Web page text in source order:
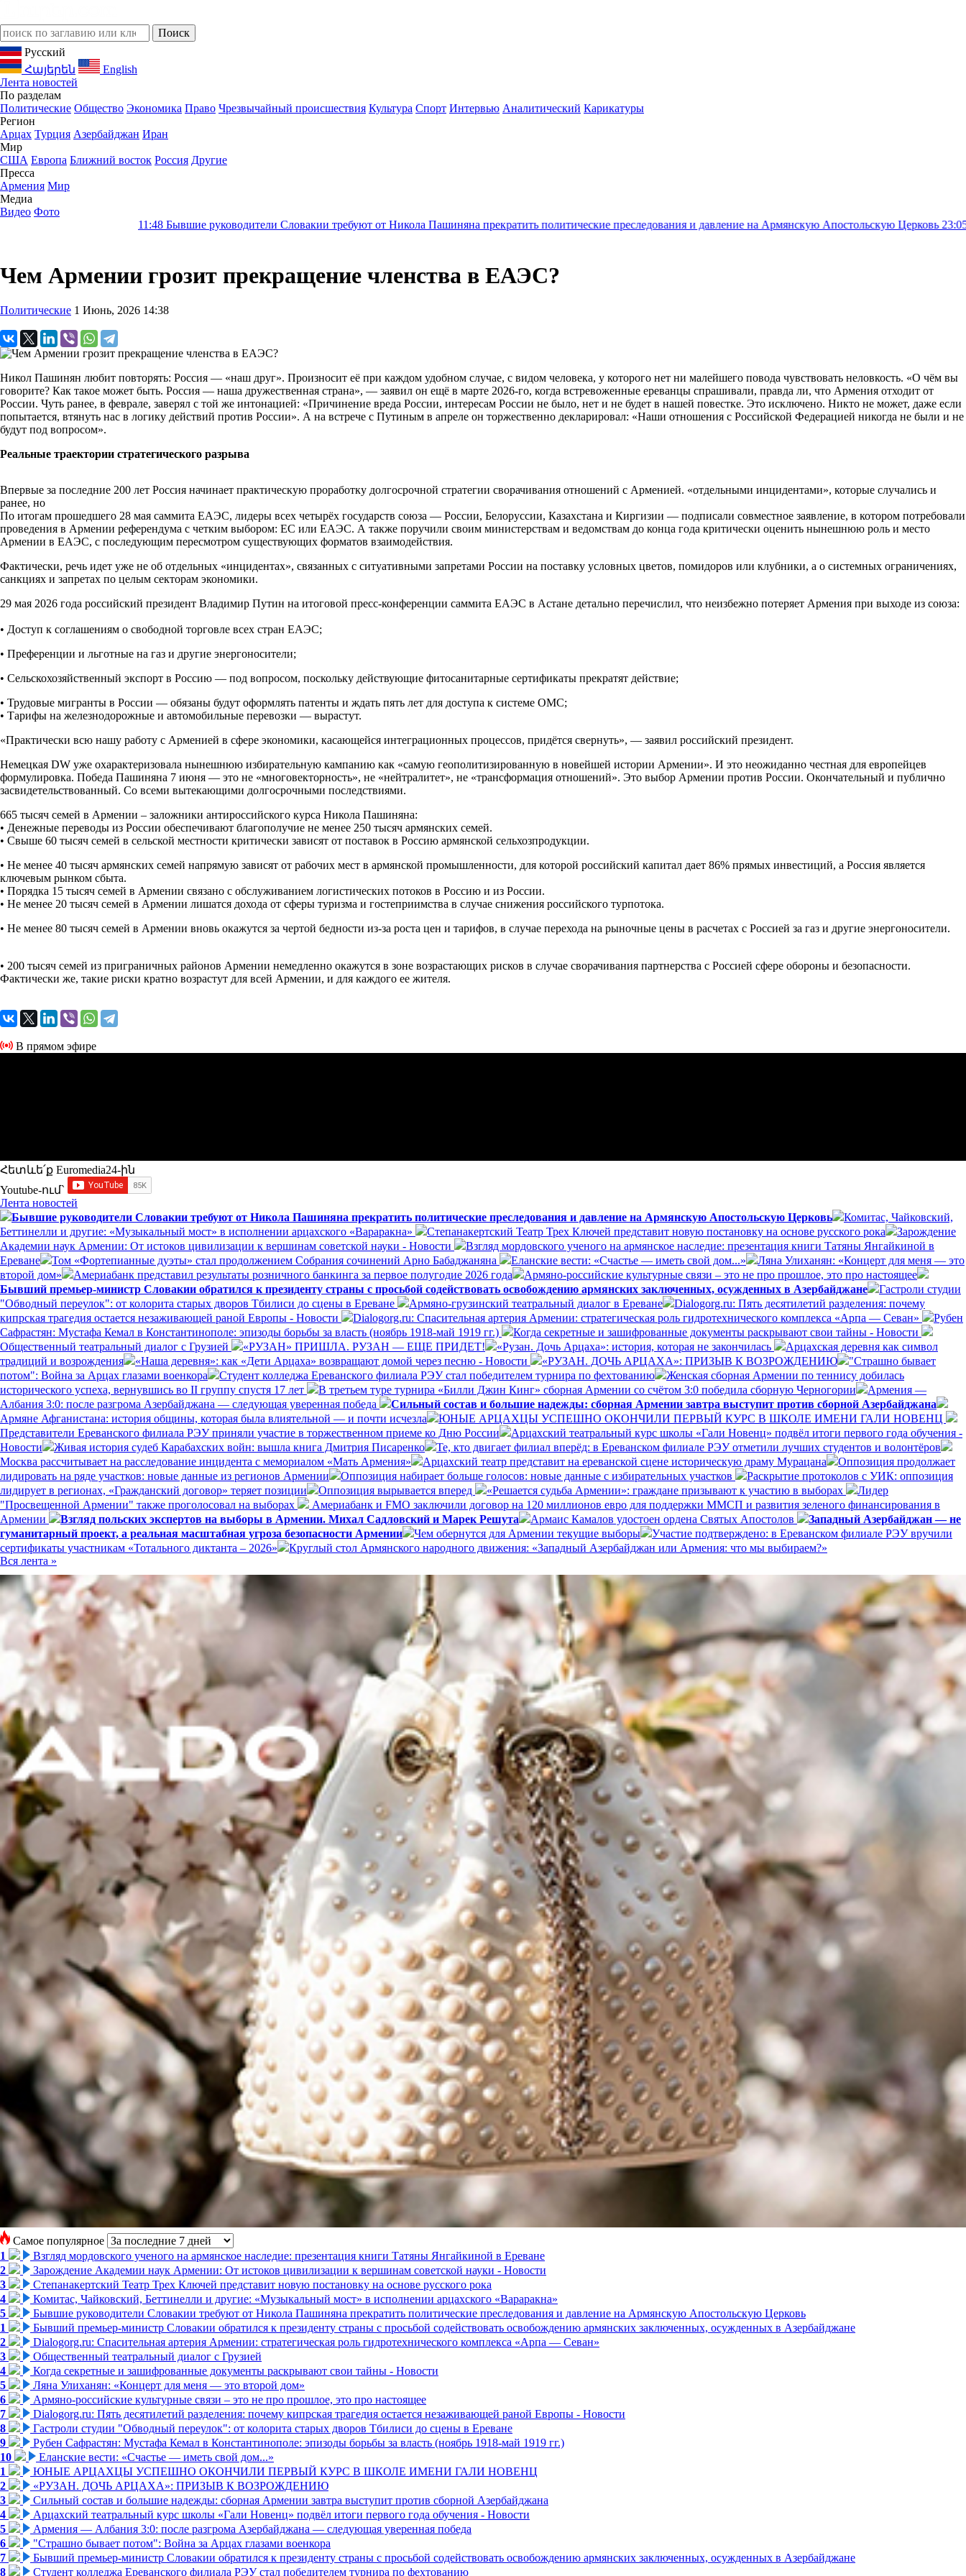
Русский
Հայերեն
English
Лента новостей
По разделам
Политические Общество Экономика Право Чрезвычайный происшествия Культура Спорт Интервью Аналитический Карикатуры
Регион
Арцах Турция Азербайджан Иран
Мир
США Европа Ближний восток Россия Другие
Пресса
Армения Мир
Медиа
Видео Фото
Бывшие руководители Словакии требуют от Никола Пашиняна прекратить политические преследования и давление на Армянскую Апостольскую Церковь23:05Комитас,
Чем Армении грозит прекращение членства в ЕАЭС?
Политические 1 Июнь, 2026 14:38
Никол Пашинян любит повторять: Россия — «наш друг». Произносит её при каждом удобном случае, с видом человека, у которого нет ни малейшего повода чувствовать неловкость. «О чём вы
говорите? Как такое может быть. Россия — наша дружественная страна», — заявил он ещё в марте 2026-го, когда встревоженные ереванцы спрашивали, правда ли, что Армения отходит от
России. Чуть ранее, в феврале, заверял с той же интонацией: «Причинение вреда России, интересам России не было, нет и не будет в нашей повестке. Это исключено. Никто не может, даже если
попытается, втянуть нас в логику действий против России». А на встрече с Путиным в апреле он торжественно декларировал: «Наши отношения с Российской Федерацией никогда не были и не
будут под вопросом».
Реальные траектории стратегического разрыва
Впервые за последние 200 лет Россия начинает практическую проработку долгосрочной стратегии сворачивания отношений с Арменией. «отдельными инцидентами», которые случались и
ранее, но
По итогам прошедшего 28 мая саммита ЕАЭС, лидеры всех четырёх государств союза — России, Белоруссии, Казахстана и Киргизии — подписали совместное заявление, в котором потребовали
проведения в Армении референдума с четким выбором: ЕС или ЕАЭС. А также поручили своим министерствам и ведомствам до конца года критически оценить нынешнюю роль и место
Армении в ЕАЭС, с последующим пересмотром существующих форматов взаимодействия.
Фактически, речь идет уже не об отдельных «инцидентах», связанных с ситуативными запретами России на поставку условных цветов, помидоров или клубники, а о системных ограничениях,
санкциях и запретах по целым секторам экономики.
29 мая 2026 года российский президент Владимир Путин на итоговой пресс-конференции саммита ЕАЭС в Астане детально перечислил, что неизбежно потеряет Армения при выходе из союза:
• Доступ к соглашениям о свободной торговле всех стран ЕАЭС;
• Преференции и льготные на газ и другие энергоносители;
• Сельскохозяйственный экспорт в Россию — под вопросом, поскольку действующие фитосанитарные сертификаты прекратят действие;
• Трудовые мигранты в России — обязаны будут оформлять патенты и ждать пять лет для доступа к системе ОМС;
• Тарифы на железнодорожные и автомобильные перевозки — вырастут.
«Практически всю нашу работу с Арменией в сфере экономики, касающейся интеграционных процессов, придётся свернуть», — заявил российский президент.
Немецкая DW уже охарактеризовала нынешнюю избирательную кампанию как «самую геополитизированную в новейшей истории Армении». И это неожиданно честная для европейцев
формулировка. Победа Пашиняна 7 июня — это не «многовекторность», не «нейтралитет», не «трансформация отношений». Это выбор Армении против России. Окончательный и публично
засвидетельствованный. Со всеми вытекающими долгосрочными последствиями.
665 тысяч семей в Армении – заложники антироссийского курса Никола Пашиняна:
• Денежные переводы из России обеспечивают благополучие не менее 250 тысяч армянских семей.
• Свыше 60 тысяч семей в сельской местности критически зависят от поставок в Россию армянской сельхозпродукции.
• Не менее 40 тысяч армянских семей напрямую зависят от рабочих мест в армянской промышленности, для которой российский капитал дает 86% прямых инвестиций, а Россия является
ключевым рынком сбыта.
• Порядка 15 тысяч семей в Армении связано с обслуживанием логистических потоков в Россию и из России.
• Не менее 20 тысяч семей в Армении лишатся дохода от сферы туризма и гостеприимства в случае снижения российского турпотока.
• Не менее 80 тысяч семей в Армении вновь окажутся за чертой бедности из-за роста цен и тарифов, в случае перехода на рыночные цены в расчетах с Россией за газ и другие энергоносители.
• 200 тысяч семей из приграничных районов Армении немедленно окажутся в зоне возрастающих рисков в случае сворачивания партнерства с Россией сфере обороны и безопасности.
Фактически же, такие риски кратно возрастут для всей Армении, и для каждого ее жителя.
В прямом эфире
Հետևե՛ք Euromedia24-ին
Youtube-ում`
Лента новостей
Бывшие руководители Словакии требуют от Никола Пашиняна прекратить политические преследования и давление на Армянскую Апостольскую Церковь
Комитас, Чайковский,
Беттинелли и другие: «Музыкальный мост» в исполнении арцахского «Вараракна»
Степанакертский Театр Трех Ключей представит новую постановку на основе русского рока
Зарождение
Академии наук Армении: От истоков цивилизации к вершинам советской науки - Новости
Взгляд мордовского ученого на армянское наследие: презентация книги Татяны Янгайкиной в
Ереване
Том «Фортепианные дуэты» стал продолжением Собрания сочинений Арно Бабаджаняна Еланские вести: «Счастье — иметь свой дом...»
Ляна Улиханян: «Концерт для меня — это
второй дом»
Америабанк представил результаты розничного банкинга за первое полугодие 2026 года
Армяно-российские культурные связи – это не про прошлое, это про настоящее
Бывший премьер-министр Словакии обратился к президенту страны с просьбой содействовать освобождению армянских заключенных, осужденных в Азербайджане
Гастроли студии
"Обводный переулок": от колорита старых дворов Тбилиси до сцены в Ереване
Армяно-грузинский театральный диалог в Ереване
Dialogorg.ru: Пять десятилетий разделения: почему
кипрская трагедия остается незаживающей раной Европы - Новости
Dialogorg.ru: Спасительная артерия Армении: стратегическая роль гидротехнического комплекса «Арпа — Севан»
Рубен
Сафрастян: Мустафа Кемал в Константинополе: эпизоды борьбы за власть (ноябрь 1918-май 1919 гг.)
Когда секретные и зашифрованные документы раскрывают свои тайны - Новости
Общественный театральный диалог с Грузией
«РУЗАН» ПРИШЛА. РУЗАН — ЕЩЕ ПРИДЕТ! «Рузан. Дочь Арцаха»: история, которая не закончилась
Арцахская деревня как символ
традиций и возрождения
«Наша деревня»: как «Дети Арцаха» возвращают домой через песню - Новости «РУЗАН. ДОЧЬ АРЦАХА»: ПРИЗЫВ К ВОЗРОЖДЕНИЮ
"Страшно бывает
потом": Война за Арцах глазами военкора
Студент колледжа Ереванского филиала РЭУ стал победителем турнира по фехтованию
Женская сборная Армении по теннису добилась
исторического успеха, вернувшись во II группу спустя 17 лет
В третьем туре турнира «Билли Джин Кинг» сборная Армении со счётом 3:0 победила сборную Черногории
Армения —
Албания 3:0: после разгрома Азербайджана — следующая уверенная победа
Сильный состав и большие надежды: сборная Армении завтра выступит против сборной Азербайджана
Армяне Афганистана: история общины, которая была влиятельной — и почти исчезла
ЮНЫЕ АРЦАХЦЫ УСПЕШНО ОКОНЧИЛИ ПЕРВЫЙ КУРС В ШКОЛЕ ИМЕНИ ГАЛИ НОВЕНЦ
Представители Ереванского филиала РЭУ приняли участие в торжественном приеме ко Дню России
Арцахский театральный курс школы «Гали Новенц» подвёл итоги первого года обучения -
Новости
Живая история судеб Карабахских войн: вышла книга Дмитрия Писаренко
Те, кто двигает филиал вперёд: в Ереванском филиале РЭУ отметили лучших студентов и волонтёров
Москва рассчитывает на расследование инцидента с мемориалом «Мать Армения»
Арцахский театр представит на ереванской сцене историческую драму Мурацана
Оппозиция продолжает
лидировать на ряде участков: новые данные из регионов Армении
Оппозиция набирает больше голосов: новые данные с избирательных участков
Раскрытие протоколов с УИК: оппозиция
лидирует в регионах, «Гражданский договор» теряет позиции
Оппозиция вырывается вперед «Решается судьба Армении»: граждане призывают к участию в выборах
Лидер
"Просвещенной Армении" также проголосовал на выборах
Америабанк и FMO заключили договор на 120 миллионов евро для поддержки ММСП и развития зеленого финансирования в
Армении
Взгляд польских экспертов на выборы в Армении. Михал Садловский и Марек Решута Армаис Камалов удостоен ордена Святых Апостолов
Западный Азербайджан — не
гуманитарный проект, а реальная масштабная угроза безопасности Армении
Чем обернутся для Армении текущие выборы
Участие подтверждено: в Ереванском филиале РЭУ вручили
сертификаты участникам «Тотального диктанта – 2026»
Круглый стол Армянского народного движения: «Западный Азербайджан или Армения: что мы выбираем?»
Вся лента »
Самое популярное
1
Взгляд мордовского ученого на армянское наследие: презентация книги Татяны Янгайкиной в Ереване
2
Зарождение Академии наук Армении: От истоков цивилизации к вершинам советской науки - Новости
3
Степанакертский Театр Трех Ключей представит новую постановку на основе русского рока
4
Комитас, Чайковский, Беттинелли и другие: «Музыкальный мост» в исполнении арцахского «Вараракна»
5
Бывшие руководители Словакии требуют от Никола Пашиняна прекратить политические преследования и давление на Армянскую Апостольскую Церковь
1
Бывший премьер-министр Словакии обратился к президенту страны с просьбой содействовать освобождению армянских заключенных, осужденных в Азербайджане
2
Dialogorg.ru: Спасительная артерия Армении: стратегическая роль гидротехнического комплекса «Арпа — Севан»
3
Общественный театральный диалог с Грузией
4
Когда секретные и зашифрованные документы раскрывают свои тайны - Новости
5
Ляна Улиханян: «Концерт для меня — это второй дом»
6
Армяно-российские культурные связи – это не про прошлое, это про настоящее
7
Dialogorg.ru: Пять десятилетий разделения: почему кипрская трагедия остается незаживающей раной Европы - Новости
8
Гастроли студии "Обводный переулок": от колорита старых дворов Тбилиси до сцены в Ереване
9
Рубен Сафрастян: Мустафа Кемал в Константинополе: эпизоды борьбы за власть (ноябрь 1918-май 1919 гг.)
10
Еланские вести: «Счастье — иметь свой дом...»
1
ЮНЫЕ АРЦАХЦЫ УСПЕШНО ОКОНЧИЛИ ПЕРВЫЙ КУРС В ШКОЛЕ ИМЕНИ ГАЛИ НОВЕНЦ
2
«РУЗАН. ДОЧЬ АРЦАХА»: ПРИЗЫВ К ВОЗРОЖДЕНИЮ
3
Сильный состав и большие надежды: сборная Армении завтра выступит против сборной Азербайджана
4
Арцахский театральный курс школы «Гали Новенц» подвёл итоги первого года обучения - Новости
5
Армения — Албания 3:0: после разгрома Азербайджана — следующая уверенная победа
6
"Страшно бывает потом": Война за Арцах глазами военкора
7
Бывший премьер-министр Словакии обратился к президенту страны с просьбой содействовать освобождению армянских заключенных, осужденных в Азербайджане
8
Студент колледжа Ереванского филиала РЭУ стал победителем турнира по фехтованию